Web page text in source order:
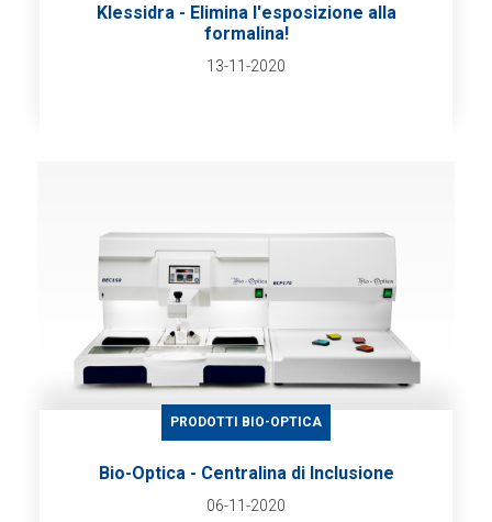
Klessidra - Elimina l'esposizione alla
formalina!
13-11-2020
PRODOTTI BIO-OPTICA
Bio-Optica - Centralina di Inclusione
06-11-2020